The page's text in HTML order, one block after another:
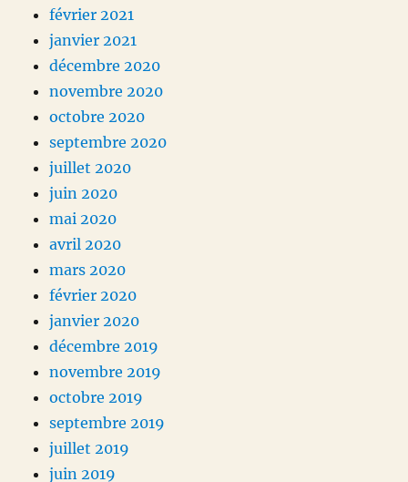
février 2021
janvier 2021
décembre 2020
novembre 2020
octobre 2020
septembre 2020
juillet 2020
juin 2020
mai 2020
avril 2020
mars 2020
février 2020
janvier 2020
décembre 2019
novembre 2019
octobre 2019
septembre 2019
juillet 2019
juin 2019